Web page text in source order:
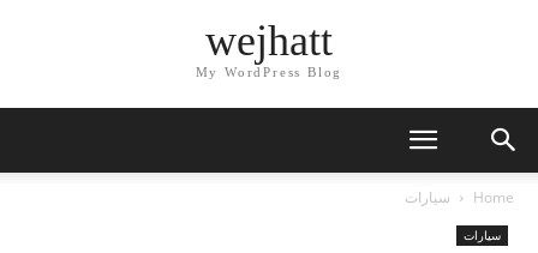
wejhatt
My WordPress Blog
Home سيارات
سيارات